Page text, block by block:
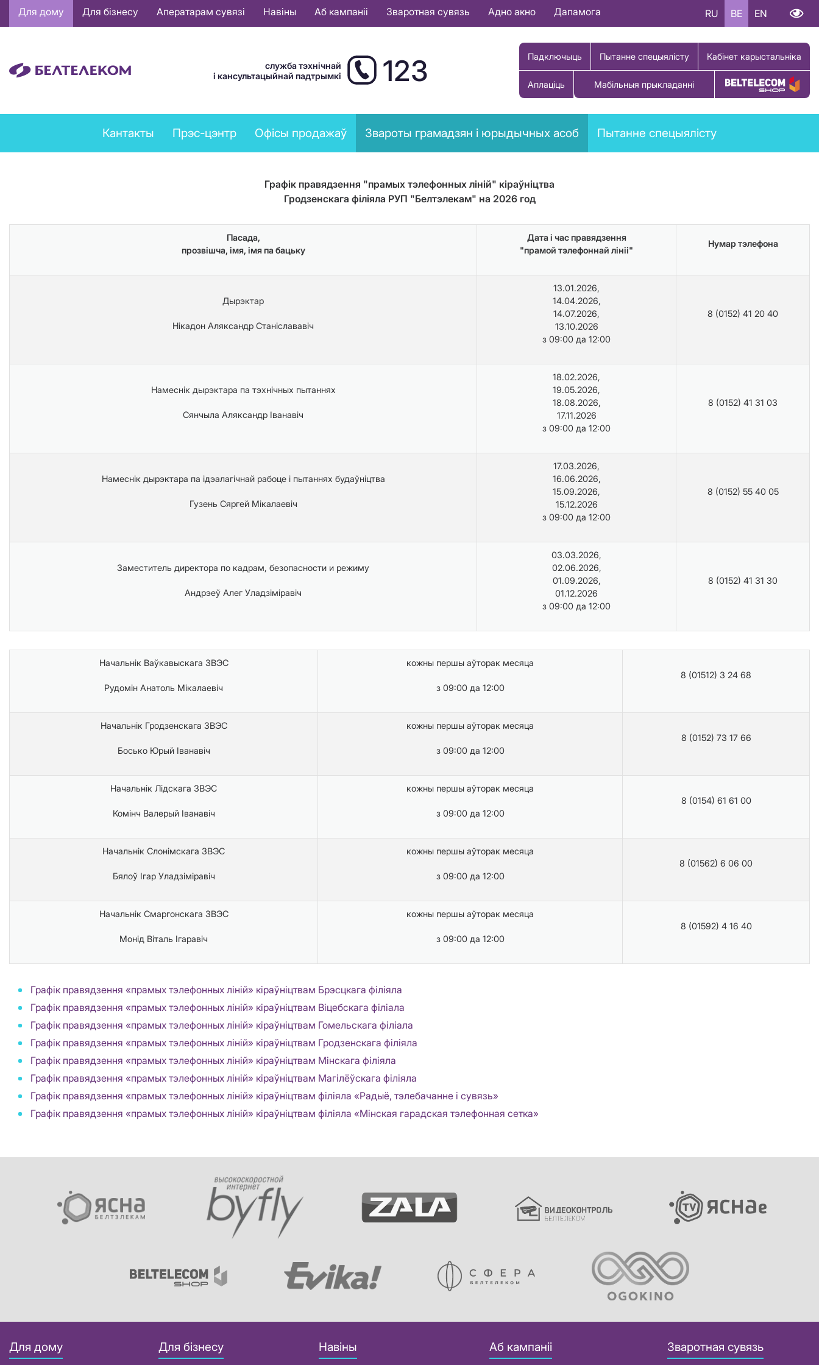
Основная
навигация
Для дому Для бізнесу Аператарам сувязі Навіны Аб кампаніі Зваротная сувязь Адно акно Дапамога RU BE EN
служба тэхнічнай
і кансультацыйнай падтрымкі
123 Падключыць Пытанне спецыялісту Кабінет карыстальніка
Аплаціць Мабільныя прыкладанні Купіць тавар
Feedback
menu
Кантакты Прэс-цэнтр Офісы продажаў Звароты грамадзян і юрыдычных асоб Пытанне спецыялісту
Графік правядзення "прамых тэлефонных ліній" кіраўніцтва
Гродзенскага філіяла РУП "Белтэлекам" на 2026 год
Пасада,
прозвішча, імя, імя па бацьку
Дата і час правядзення
"прамой тэлефоннай лініі"
Нумар тэлефона
Дырэктар
Нікадон Аляксандр Станіслававіч
13.01.2026,
14.04.2026,
14.07.2026,
13.10.2026
з 09:00 да 12:00
8 (0152) 41 20 40
Намеснік дырэктара па тэхнічных пытаннях
Сянчыла Аляксандр Іванавіч
18.02.2026,
19.05.2026,
18.08.2026,
17.11.2026
з 09:00 да 12:00
8 (0152) 41 31 03
Намеснік дырэктара па ідэалагічнай рабоце і пытаннях будаўніцтва
Гузень Сяргей Мікалаевіч
17.03.2026,
16.06.2026,
15.09.2026,
15.12.2026
з 09:00 да 12:00
8 (0152) 55 40 05
Заместитель директора по кадрам, безопасности и режиму
Андрэеў Алег Уладзіміравіч
03.03.2026,
02.06.2026,
01.09.2026,
01.12.2026
з 09:00 да 12:00
8 (0152) 41 31 30
Начальнік Ваўкавыскага ЗВЭС
Рудомін Анатоль Мікалаевіч
кожны першы аўторак месяца
з 09:00 да 12:00
8 (01512) 3 24 68
Начальнік Гродзенскага ЗВЭС
Босько Юрый Іванавіч
кожны першы аўторак месяца
з 09:00 да 12:00
8 (0152) 73 17 66
Начальнік Лідскага ЗВЭС
Комінч Валерый Іванавіч
кожны першы аўторак месяца
з 09:00 да 12:00
8 (0154) 61 61 00
Начальнік Слонімскага ЗВЭС
Бялоў Ігар Уладзіміравіч
кожны першы аўторак месяца
з 09:00 да 12:00
8 (01562) 6 06 00
Начальнік Смаргонскага ЗВЭС
Монід Віталь Ігаравіч
кожны першы аўторак месяца
з 09:00 да 12:00
8 (01592) 4 16 40
Графік правядзення «прамых тэлефонных ліній» кіраўніцтвам Брэсцкага філіяла
Графік правядзення «прамых тэлефонных ліній» кіраўніцтвам Віцебскага філіала
Графік правядзення «прамых тэлефонных ліній» кіраўніцтвам Гомельскага філіала
Графік правядзення «прамых тэлефонных ліній» кіраўніцтвам Гродзенскага філіяла
Графік правядзення «прамых тэлефонных ліній» кіраўніцтвам Мінскага філіяла
Графік правядзення «прамых тэлефонных ліній» кіраўніцтвам Магілёўскага філіяла
Графік правядзення «прамых тэлефонных ліній» кіраўніцтвам філіяла «Радыё, тэлебачанне і сувязь»
Графік правядзення «прамых тэлефонных ліній» кіраўніцтвам філіяла «Мінская гарадская тэлефонная сетка»
Для дому Для бізнесу Навіны Аб кампаніі Зваротная сувязь